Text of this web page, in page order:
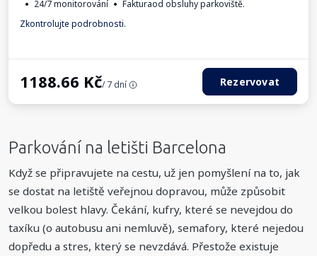
24/7 monitorování
Fakturaod obsluhy parkoviště.
Zkontrolujte podrobnosti.
1188.66 Kč/ 7 dní Rezervovat
Parkování na letišti Barcelona
Když se připravujete na cestu, už jen pomyšlení na to, jak
se dostat na letiště veřejnou dopravou, může způsobit
velkou bolest hlavy. Čekání, kufry, které se nevejdou do
taxíku (o autobusu ani nemluvě), semafory, které nejedou
dopředu a stres, který se nevzdává. Přestože existuje